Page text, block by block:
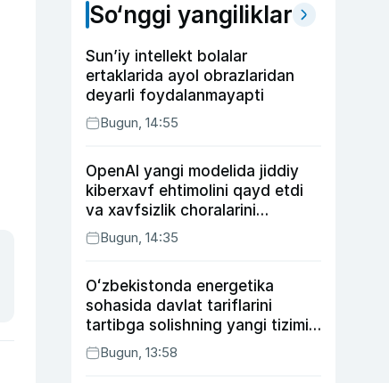
So‘nggi yangiliklar
Sun’iy intellekt bolalar
ertaklarida ayol obrazlaridan
deyarli foydalanmayapti
Bugun, 14:55
OpenAI yangi modelida jiddiy
kiberxavf ehtimolini qayd etdi
va xavfsizlik choralarini
kuchaytirdi
Bugun, 14:35
Oʻzbekistonda energetika
sohasida davlat tariflarini
tartibga solishning yangi tizimi
joriy etildi
Bugun, 13:58